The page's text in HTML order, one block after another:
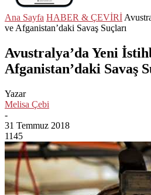
Ana Sayfa HABER & ÇEVİRİ
ve Afganistan’daki Savaş Suçları
Avustralya’da Yeni
Afganistan’daki Savaş
Yazar
Melisa Çebi
-
31 Temmuz 2018
1145